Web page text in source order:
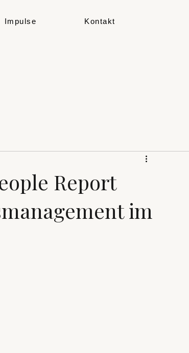
Impulse Kontakt
Report
im